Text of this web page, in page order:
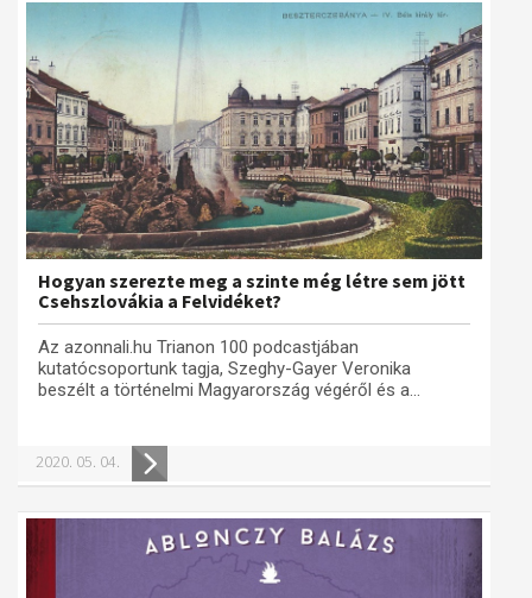
Hogyan szerezte meg a szinte még létre sem jött
Csehszlovákia a Felvidéket?
Az azonnali.hu Trianon 100 podcastjában
kutatócsoportunk tagja, Szeghy-Gayer Veronika
beszélt a történelmi Magyarország végéről és a...
2020. 05. 04.